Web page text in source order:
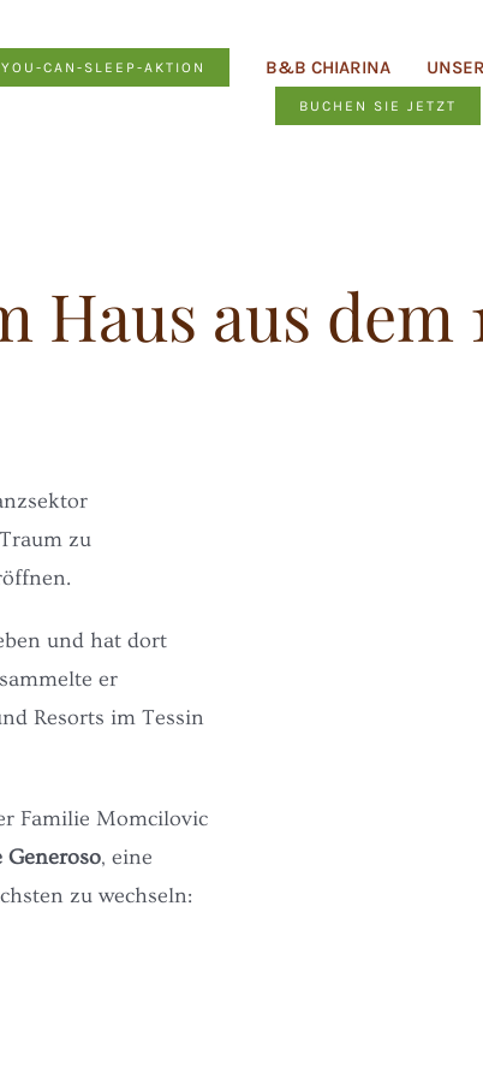
CAN-SLEEP-AKTION B&B CHIARINA
BUCHEN SIE JETZT
Haus aus dem
zu
und hat dort
er
Resorts im Tessin
Familie Momcilovic
Generoso, eine
zu wechseln: